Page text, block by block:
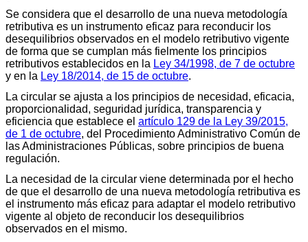
Se considera que el desarrollo de una nueva metodología
retributiva es un instrumento eficaz para reconducir los
desequilibrios observados en el modelo retributivo vigente
de forma que se cumplan más fielmente los principios
retributivos establecidos en la Ley 34/1998, de 7 de octubre
y en la Ley 18/2014, de 15 de octubre.
La circular se ajusta a los principios de necesidad, eficacia,
proporcionalidad, seguridad jurídica, transparencia y
eficiencia que establece el artículo 129 de la Ley 39/2015,
de 1 de octubre, del Procedimiento Administrativo Común de
las Administraciones Públicas, sobre principios de buena
regulación.
La necesidad de la circular viene determinada por el hecho
de que el desarrollo de una nueva metodología retributiva es
el instrumento más eficaz para adaptar el modelo retributivo
vigente al objeto de reconducir los desequilibrios
observados en el mismo.